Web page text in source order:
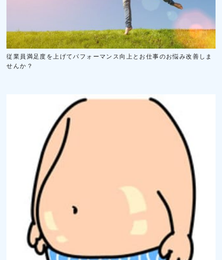
従業員満足度を上げてパフォーマンス向上とお仕事のお悩み改善しま
せんか？